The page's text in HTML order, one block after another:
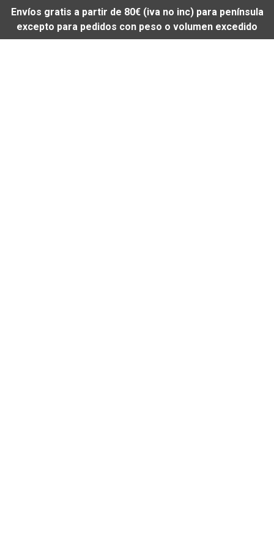
Envíos gratis a partir de 80€ (iva no inc) para península
excepto para pedidos con peso o volumen excedido